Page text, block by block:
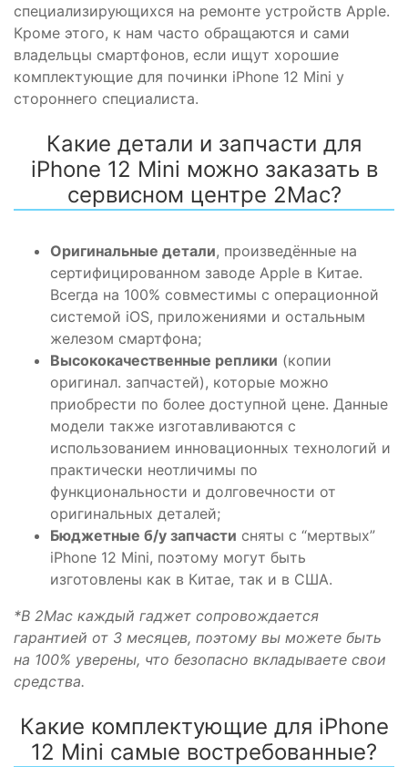
специализирующихся на ремонте устройств Apple.
Кроме этого, к нам часто обращаются и сами
владельцы смартфонов, если ищут хорошие
комплектующие для починки iPhone 12 Mini у
стороннего специалиста.
Какие детали и запчасти для
iPhone 12 Mini можно заказать в
сервисном центре 2Mac?
Оригинальные детали, произведённые на
сертифицированном заводе Apple в Китае.
Всегда на 100% совместимы с операционной
системой iOS, приложениями и остальным
железом смартфона;
Высококачественные реплики (копии
оригинал. запчастей), которые можно
приобрести по более доступной цене. Данные
модели также изготавливаются с
использованием инновационных технологий и
практически неотличимы по
функциональности и долговечности от
оригинальных деталей;
Бюджетные б/у запчасти сняты с “мертвых”
iPhone 12 Mini, поэтому могут быть
изготовлены как в Китае, так и в США.
*В 2Mac каждый гаджет сопровождается
гарантией от 3 месяцев, поэтому вы можете быть
на 100% уверены, что безопасно вкладываете свои
средства.
Какие комплектующие для iPhone
12 Mini самые востребованные?